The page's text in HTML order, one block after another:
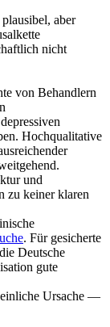
aber
nicht
von Behandlern
Hochqualitative
und
zu keiner klaren
. Für gesicherte
Deutsche
gute
Ursache —